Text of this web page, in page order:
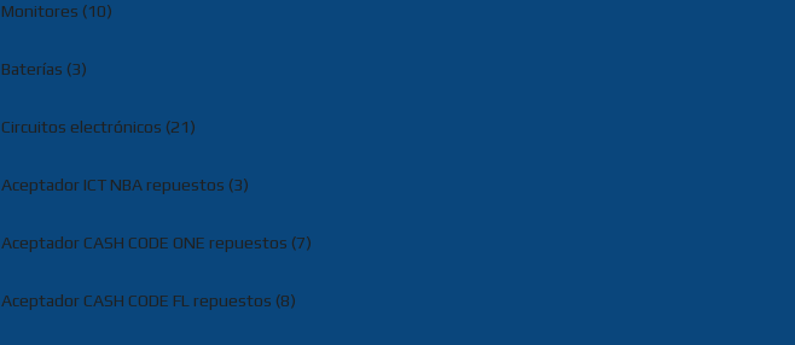
Monitores (10)
Baterías (3)
Circuitos electrónicos (21)
Aceptador ICT NBA repuestos (3)
Aceptador CASH CODE ONE repuestos (7)
Aceptador CASH CODE FL repuestos (8)